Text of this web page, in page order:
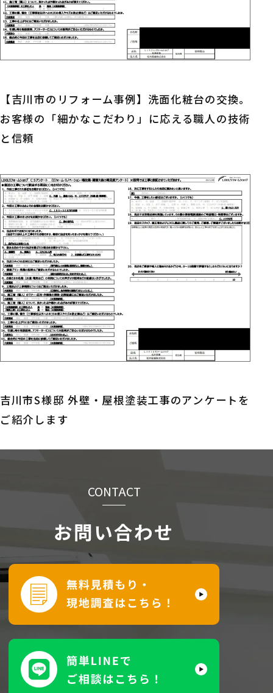
【吉川市のリフォーム事例】洗面化粧台の交換。
お客様の「細かなこだわり」に応える職人の技術
と信頼
吉川市S様邸 外壁・屋根塗装工事のアンケートを
ご紹介します
CONTACT
お問い合わせ